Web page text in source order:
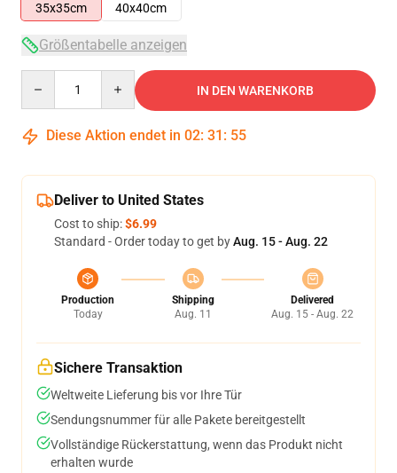
35x35cm
40x40cm
Größentabelle anzeigen
IN DEN WARENKORB
Diese Aktion endet in 02: 31 : 54
Deliver to United States
Cost to ship:$6.99
Standard - Order today to get byAug. 15 - Aug. 22
Production
Today
Shipping
Aug. 11
Delivered
Aug. 15 - Aug. 22
Sichere Transaktion
Weltweite Lieferung bis vor Ihre Tür
Sendungsnummer für alle Pakete bereitgestellt
Vollständige Rückerstattung, wenn das Produkt nicht
erhalten wurde